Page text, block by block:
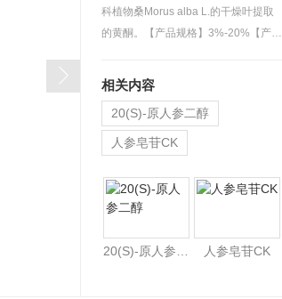
科植物桑Morus alba L.的干燥叶提取
的黄酮。【产品规格】3%-20%【产品
相关内容
20(S)-原人参二醇
人参皂苷CK
人参皂苷CK